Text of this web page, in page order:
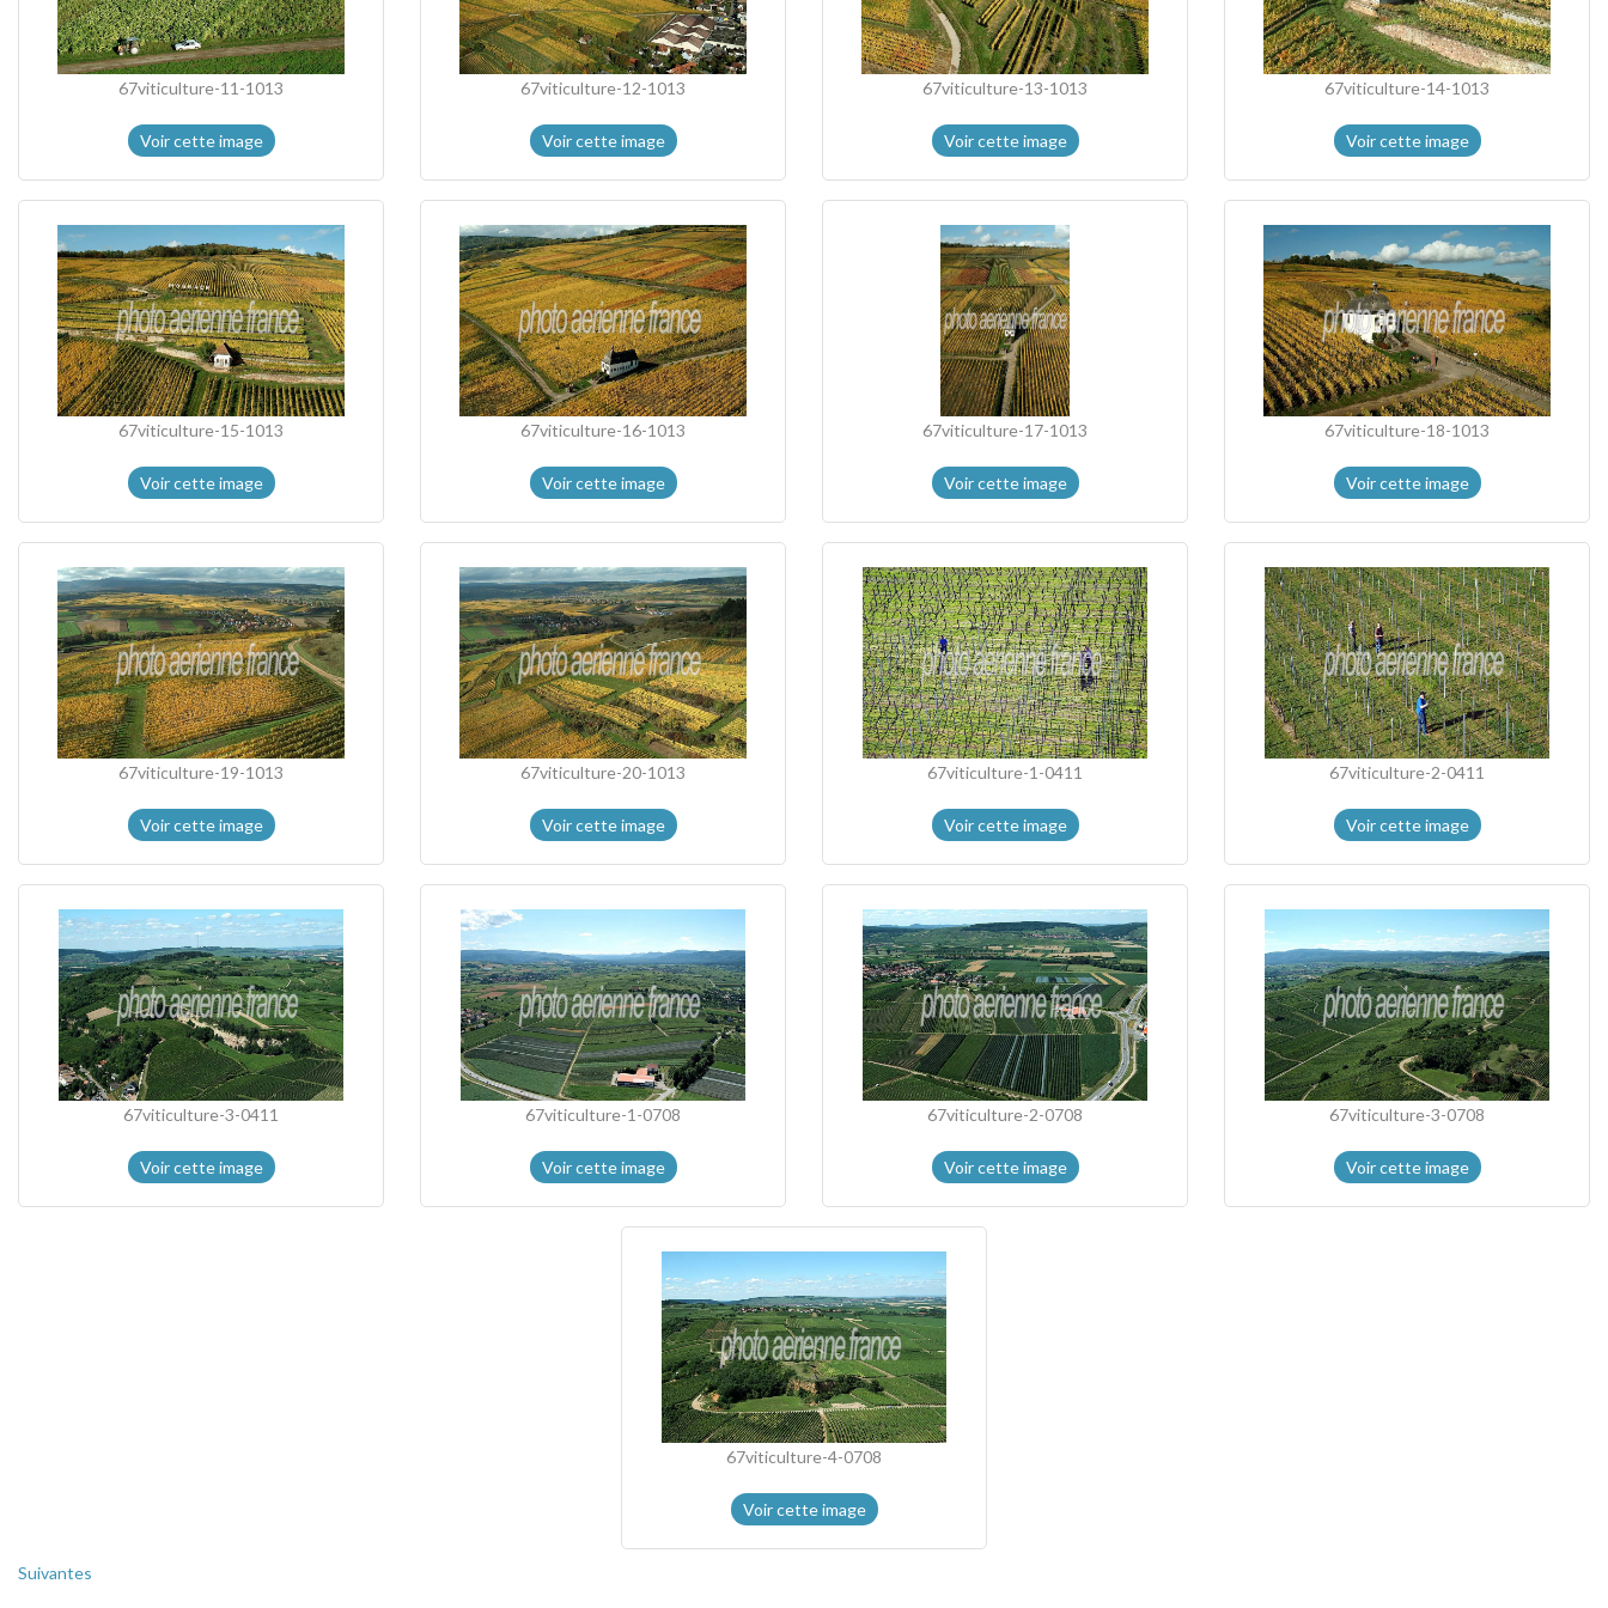
67viticulture-11-1013
Voir cette image
67viticulture-12-1013
Voir cette image
67viticulture-13-1013
Voir cette image
67viticulture-14-1013
Voir cette image
67viticulture-15-1013
Voir cette image
67viticulture-16-1013
Voir cette image
67viticulture-17-1013
Voir cette image
67viticulture-18-1013
Voir cette image
67viticulture-19-1013
Voir cette image
67viticulture-20-1013
Voir cette image
67viticulture-1-0411
Voir cette image
67viticulture-2-0411
Voir cette image
67viticulture-3-0411
Voir cette image
67viticulture-1-0708
Voir cette image
67viticulture-2-0708
Voir cette image
67viticulture-3-0708
Voir cette image
67viticulture-4-0708
Voir cette image
Suivantes